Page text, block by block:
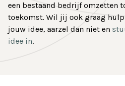
een bestaand bedrijf omzetten
toekomst. Wil jij ook graag
jouw idee, aarzel dan niet en
idee in.